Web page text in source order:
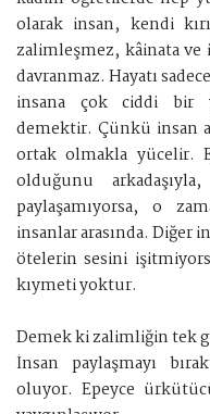
olarak insan, kendi
zalimleşmez, kâinata
davranmaz. Hayatı
insana çok ciddi bir
demektir. Çünkü insan
ortak olmakla yücelir.
olduğunu
paylaşamıyorsa, o
insanlar arasında. Diğer
ötelerin sesini
kıymeti yoktur.
Demek ki zalimliğin tek
İnsan paylaşmayı
oluyor. Epeyce